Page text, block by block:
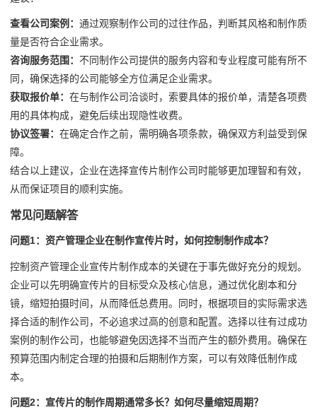
查看公司案例： 通过观察制作公司的过往作品，判断其风格和制作质
量是否符合企业需求。
咨询服务范围： 不同制作公司提供的服务内容和专业程度可能有所不
同，确保选择的公司能够全方位满足企业需求。
获取报价单： 在与制作公司洽谈时，索要具体的报价单，清楚各项费
用的具体构成，避免后续出现隐性收费。
协议签署： 在确定合作之前，需明确各项条款，确保双方利益受到保
障。
结合以上建议，企业在选择宣传片制作公司时能够更加理智和有效，
从而保证项目的顺利实施。
常见问题解答
问题1：资产管理企业在制作宣传片时，如何控制制作成本？
控制资产管理企业宣传片制作成本的关键在于事先做好充分的规划。
企业可以先明确宣传片的目标受众及核心信息，通过优化剧本和分
镜，缩短拍摄时间，从而降低总费用。同时，根据项目的实际需求选
择合适的制作公司，不必追求过高的创意和配置。选择以往有过成功
案例的制作公司，也能够避免因选择不当而产生的额外费用。确保在
预算范围内制定合理的拍摄和后期制作方案，可以有效降低制作成
本。
问题2：宣传片的制作周期通常多长？如何尽量缩短周期？